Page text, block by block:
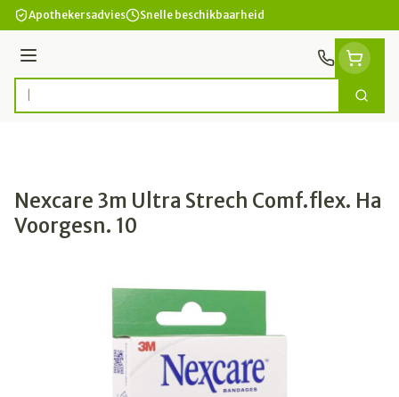
Ga naar de inhoud
Apothekersadvies Snelle beschikbaarheid
Menu
Product, merk, categorie... Zoek
Nexcare 3m Ultra Strech Comf.flex. Ha
Voorgesn. 10